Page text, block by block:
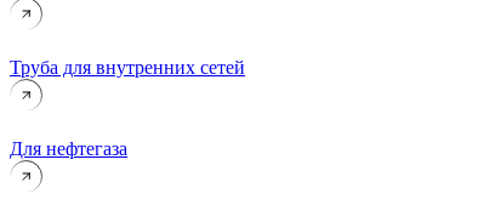
Труба для внутренних сетей
Для нефтегаза